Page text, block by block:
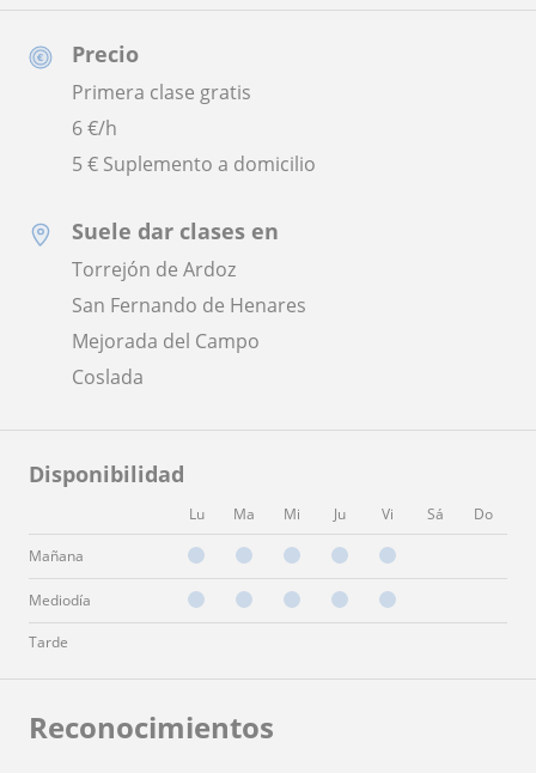
Precio
Primera clase gratis
6€/h
5 € Suplemento a domicilio
Suele dar clases en
Torrejón de Ardoz
San Fernando de Henares
Mejorada del Campo
Coslada
Disponibilidad
Lu Ma Mi Ju Vi Sá Do
Mañana
Mediodía
Tarde
Reconocimientos